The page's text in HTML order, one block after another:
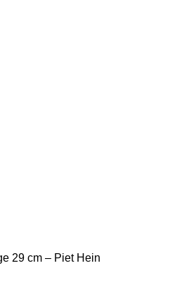
29 cm – Piet Hein